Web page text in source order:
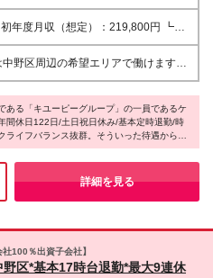
動車運転免許（AT可） ┗自家用車の
。 ※営業車として使用していただき
の食材売り場に興味がある方 ☆料理
好きな方 ☆人とコミュニケーション
新上限 有（通算契約期間の上限5
期雇用の選択が可能
年度月収（想定）：219,800円 ┗内
時間30分/日×20.25日 ＋手当
円（車両持込料1750円＋営業日当
の給与・待遇・福利厚生に差異なし
★昇給あり/
から ★手当あり/車持込み料・日当
野区周辺の希望エリアで働けます
ア／ 東京都内と神
アでの募集です。 ≪東京≫ 中野
リア（杉並区・練馬区ほか）の担当
を回っていただきます。 ・中野区東
世田谷区経堂 ≪神奈川≫ 神奈
市を中心に担当店舗のスーパーを回
。 ・横浜市港北区 ・横浜市鶴見区
ある「キユーピーグループ」の一員であるケ
間休日122日/土日祝日休み/基本定時退勤/時
ライフバランス抜群。そういった待遇から、
、家庭を持つ方も戻りたくなる“働きやす
ました。また、ブランクOKで未経験者も歓
て長く働ける環境なので、新しいキャリアを
ぴったりのお仕事だと思います◎
詳細を見る
100％出資子会社】
区*基本17時台退勤*最大9連休